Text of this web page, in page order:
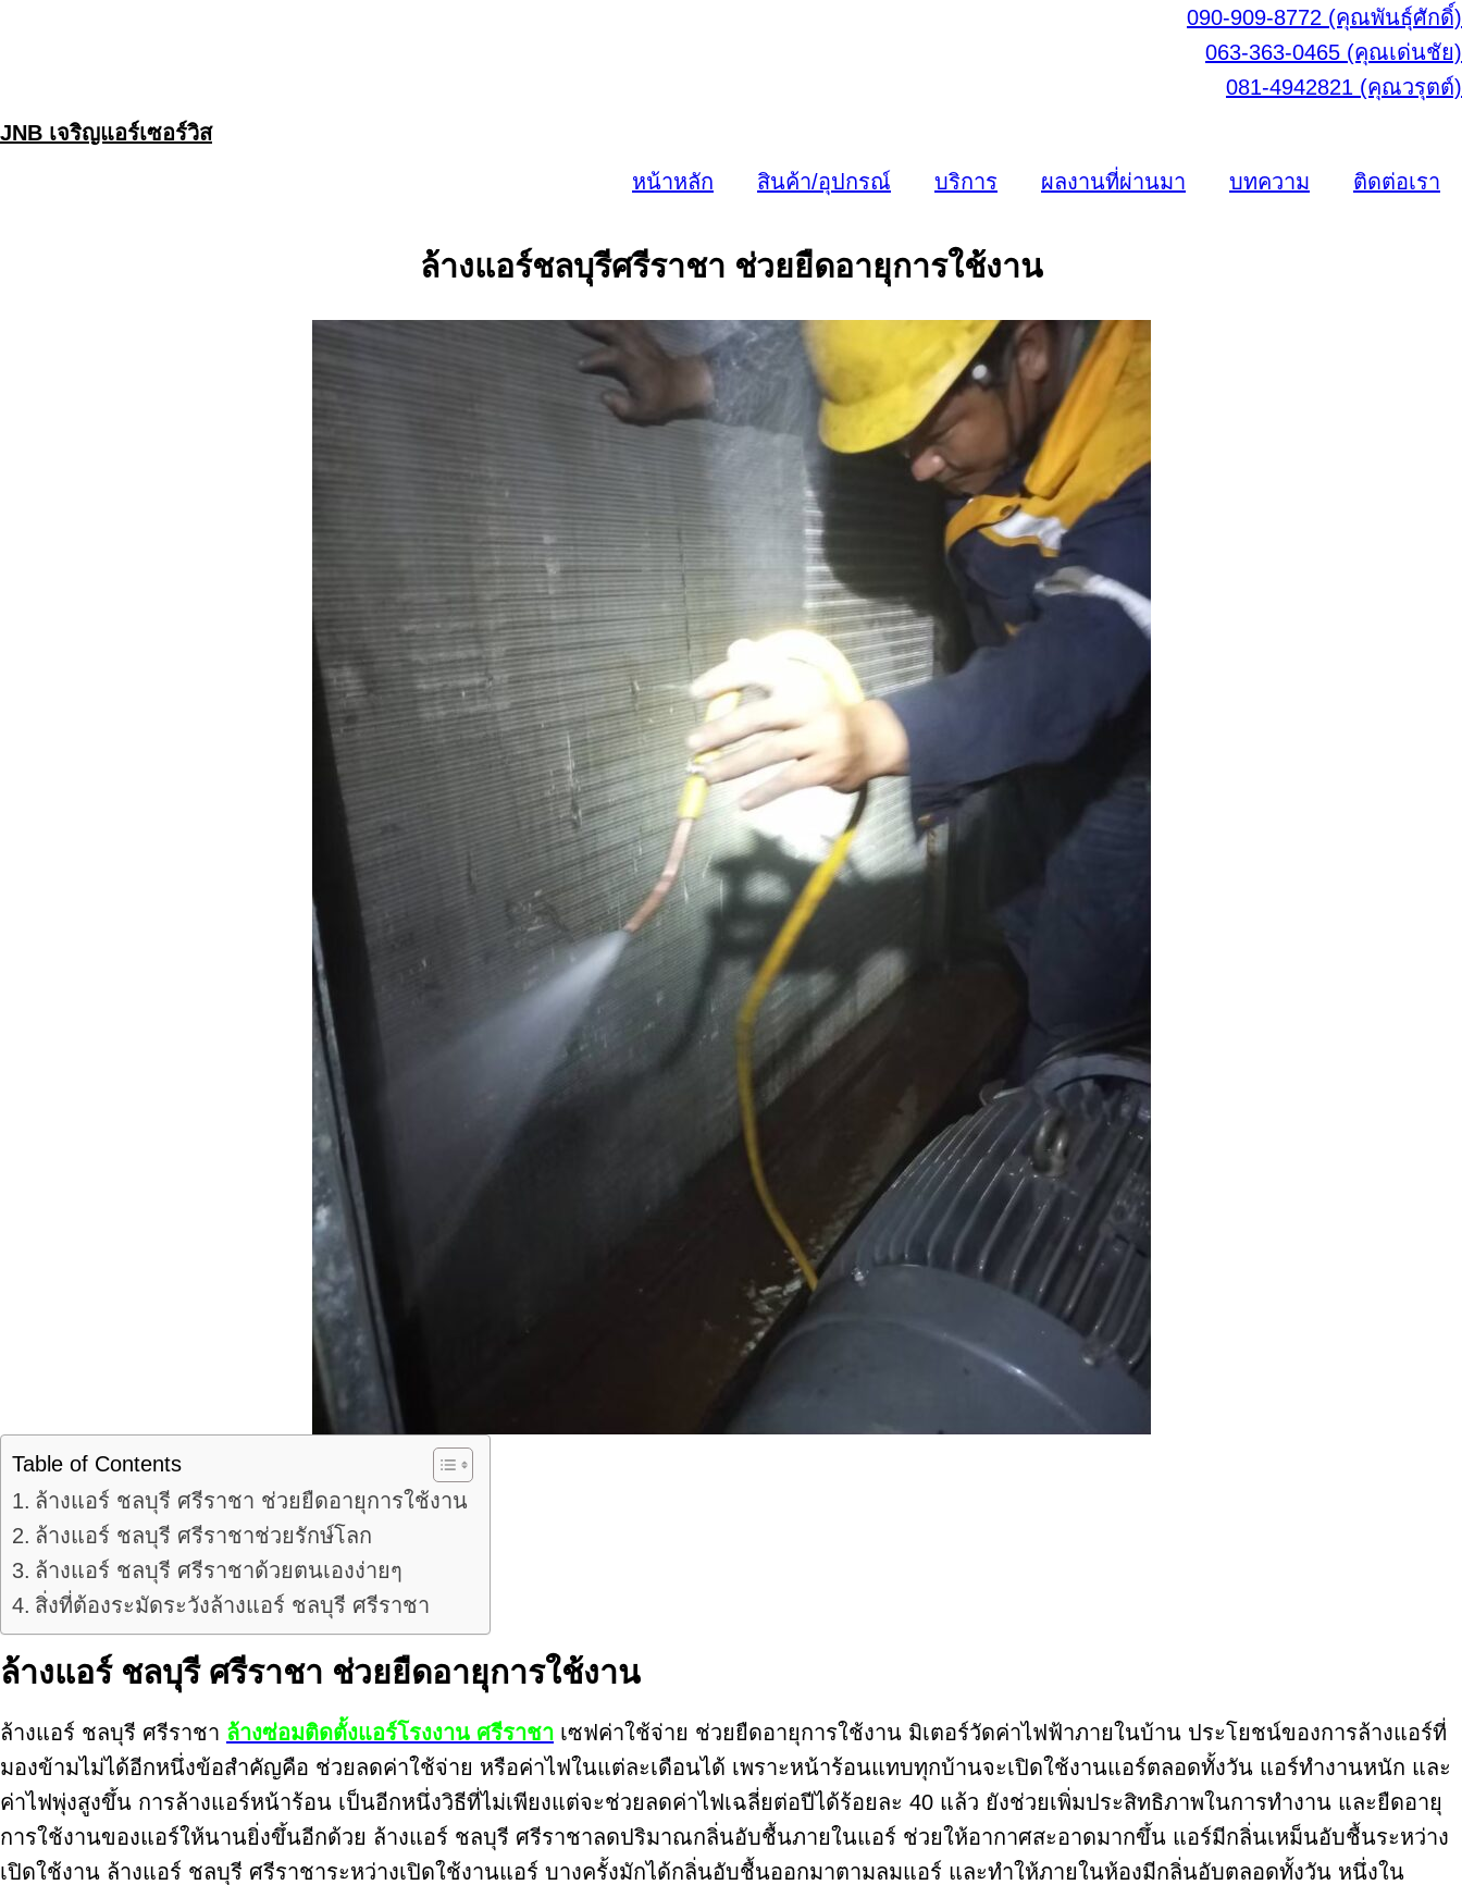
090-909-8772 (คุณพันธุ์ศักดิ์)
063-363-0465 (คุณเด่นชัย)
081-4942821 (คุณวรุตต์)
JNB เจริญแอร์เซอร์วิส
หน้าหลัก สินค้า/อุปกรณ์ บริการ ผลงานที่ผ่านมา บทความ ติดต่อเรา
ล้างแอร์ชลบุรีศรีราชา ช่วยยืดอายุการใช้งาน
Table of Contents
ล้างแอร์ ชลบุรี ศรีราชา ช่วยยืดอายุการใช้งาน
ล้างแอร์ ชลบุรี ศรีราชาช่วยรักษ์โลก
ล้างแอร์ ชลบุรี ศรีราชาด้วยตนเองง่ายๆ
สิ่งที่ต้องระมัดระวังล้างแอร์ ชลบุรี ศรีราชา
ล้างแอร์ ชลบุรี ศรีราชา ช่วยยืดอายุการใช้งาน
ล้างแอร์ ชลบุรี ศรีราชา ล้างซ่อมติดตั้งแอร์โรงงาน ศรีราชา เซฟค่าใช้จ่าย ช่วยยืดอายุการใช้งาน มิเตอร์วัดค่าไฟฟ้าภายในบ้าน ประโยชน์ของการล้างแอร์ที่
มองข้ามไม่ได้อีกหนึ่งข้อสำคัญคือ ช่วยลดค่าใช้จ่าย หรือค่าไฟในแต่ละเดือนได้ เพราะหน้าร้อนแทบทุกบ้านจะเปิดใช้งานแอร์ตลอดทั้งวัน แอร์ทำงานหนัก และ
ค่าไฟพุ่งสูงขึ้น การล้างแอร์หน้าร้อน เป็นอีกหนึ่งวิธีที่ไม่เพียงแต่จะช่วยลดค่าไฟเฉลี่ยต่อปีได้ร้อยละ 40 แล้ว ยังช่วยเพิ่มประสิทธิภาพในการทำงาน และยืดอายุ
การใช้งานของแอร์ให้นานยิ่งขึ้นอีกด้วย ล้างแอร์ ชลบุรี ศรีราชาลดปริมาณกลิ่นอับชื้นภายในแอร์ ช่วยให้อากาศสะอาดมากขึ้น แอร์มีกลิ่นเหม็นอับชื้นระหว่าง
เปิดใช้งาน ล้างแอร์ ชลบุรี ศรีราชาระหว่างเปิดใช้งานแอร์ บางครั้งมักได้กลิ่นอับชื้นออกมาตามลมแอร์ และทำให้ภายในห้องมีกลิ่นอับตลอดทั้งวัน หนึ่งใน